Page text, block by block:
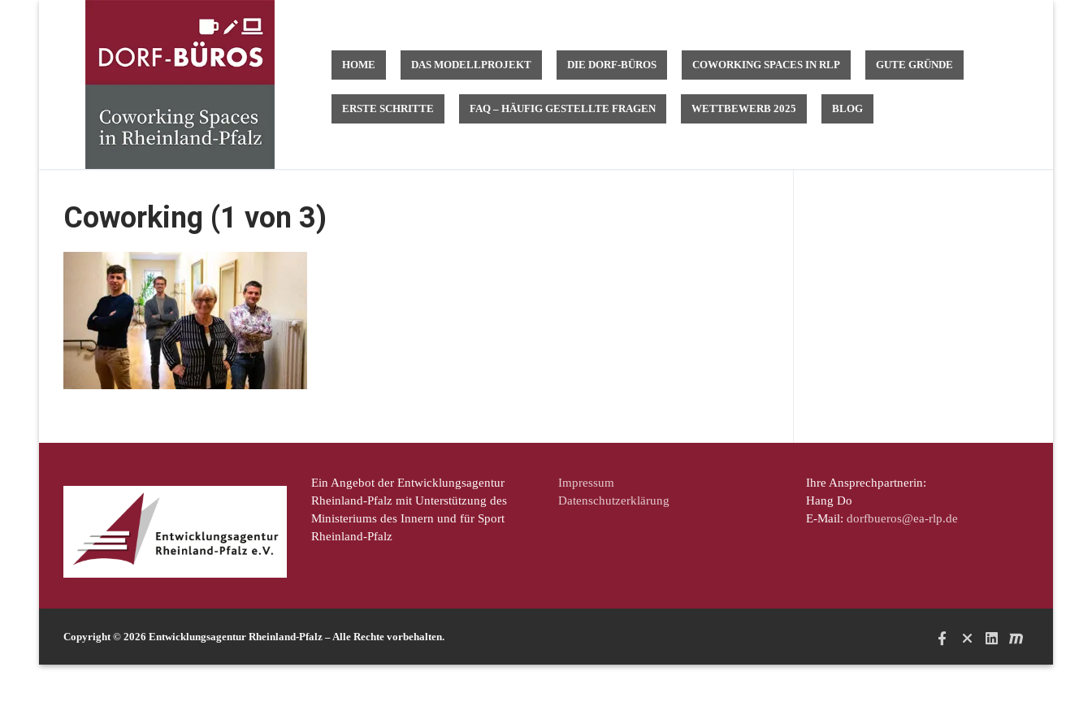
HOME DAS MODELLPROJEKT DIE DORF-BÜROS COWORKING SPACES IN RLP GUTE GRÜNDE
ERSTE SCHRITTE FAQ – HÄUFIG GESTELLTE FRAGEN WETTBEWERB 2025 BLOG
Coworking (1 von 3)
Ein Angebot der Entwicklungsagentur
Rheinland-Pfalz mit Unterstützung des
Ministeriums des Innern und für Sport
Rheinland-Pfalz
Impressum
Datenschutzerklärung
Ihre Ansprechpartnerin:
Hang Do
E-Mail: dorfbueros@ea-rlp.de
Copyright © 2026 Entwicklungsagentur Rheinland-Pfalz – Alle Rechte vorbehalten.